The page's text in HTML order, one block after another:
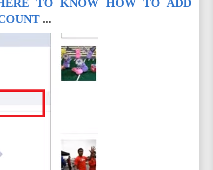
TO KNOW HOW TO ADD
...